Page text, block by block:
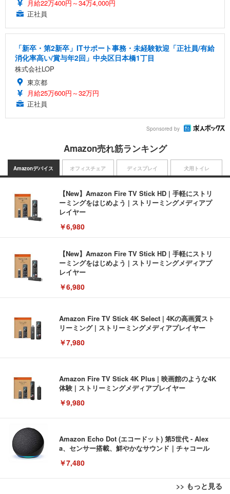
月給22万400円～34万4,000円
正社員
「新卒・第2新卒」ITサポート事務・未経験歓迎「正社員/有給
消化率高い/賞与年2回」中央区日本橋1丁目
株式会社LOP
東京都
月給25万600円～32万円
正社員
Sponsored by
Amazon売れ筋ランキング
Amazonデバイス
【New】Amazon Fire TV Stick HD | 手軽にストリ
ーミングをはじめよう | ストリーミングメディアプ
レイヤー
￥6,980
【New】Amazon Fire TV Stick HD | 手軽にストリ
ーミングをはじめよう | ストリーミングメディアプ
レイヤー
￥6,980
Amazon Fire TV Stick 4K Select | 4Kの高画質スト
リーミング | ストリーミングメディアプレイヤー
￥7,980
Amazon Fire TV Stick 4K Plus | 映画館のような4K
体験 | ストリーミングメディアプレイヤー
￥9,980
Amazon Echo Dot (エコードット) 第5世代 - Alex
a、センサー搭載、鮮やかなサウンド｜チャコール
￥7,480
>> もっと見る
オフィスチェア ディスプレイ 犬用トイレ